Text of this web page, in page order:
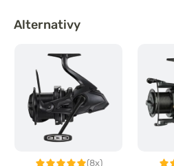
Alternativy
(8x)